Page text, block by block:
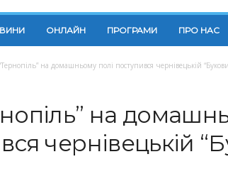
ОНЛАЙН ПРОГРАМИ ПРО НАС
на домашньому полі поступився чернівецькій
на
чернівецькій